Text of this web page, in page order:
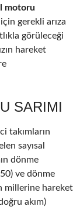
motoru
gerekli arıza
görüleceği
hareket
SARIMI
takımların
sayısal
dönme
ve dönme
millerine hareket
akım)